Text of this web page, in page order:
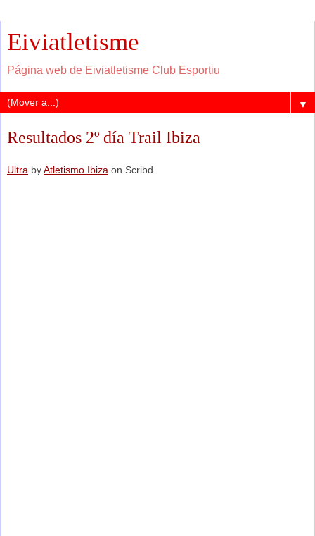
Eiviatletisme
Página web de Eiviatletisme Club Esportiu
▼
Resultados 2º día Trail Ibiza
Ultra byAtletismo Ibiza on Scribd